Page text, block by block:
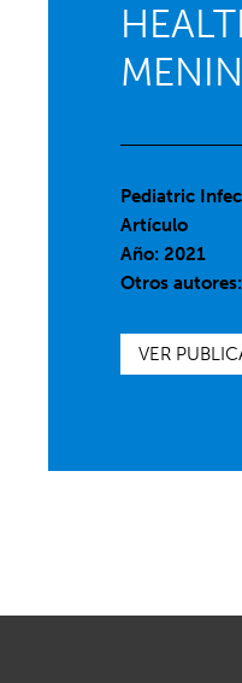
Pediatric
Artículo
Año: 2021
Otros
VER